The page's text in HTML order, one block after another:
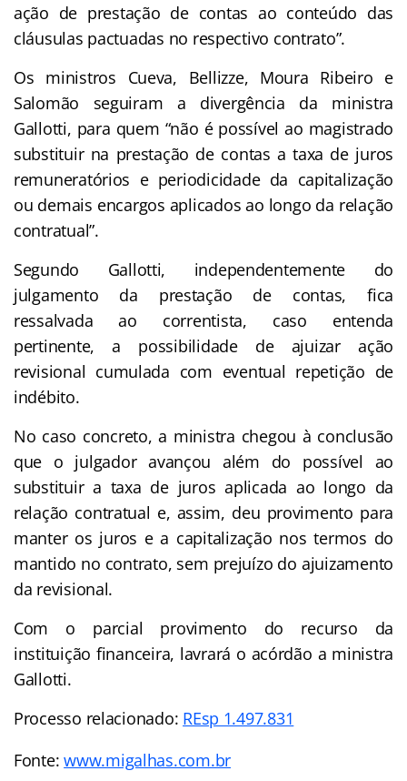
ação de prestação de contas ao conteúdo das
cláusulas pactuadas no respectivo contrato”.
Os ministros Cueva, Bellizze, Moura Ribeiro e
Salomão seguiram a divergência da ministra
Gallotti, para quem “não é possível ao magistrado
substituir na prestação de contas a taxa de juros
remuneratórios e periodicidade da capitalização
ou demais encargos aplicados ao longo da relação
contratual”.
Segundo Gallotti, independentemente do
julgamento da prestação de contas, fica
ressalvada ao correntista, caso entenda
pertinente, a possibilidade de ajuizar ação
revisional cumulada com eventual repetição de
indébito.
No caso concreto, a ministra chegou à conclusão
que o julgador avançou além do possível ao
substituir a taxa de juros aplicada ao longo da
relação contratual e, assim, deu provimento para
manter os juros e a capitalização nos termos do
mantido no contrato, sem prejuízo do ajuizamento
da revisional.
Com o parcial provimento do recurso da
instituição financeira, lavrará o acórdão a ministra
Gallotti.
Processo relacionado: REsp 1.497.831
Fonte:www.migalhas.com.br